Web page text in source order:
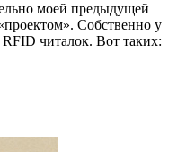
моей предыдущей
Собственно у
RFID читалок. Вот таких: